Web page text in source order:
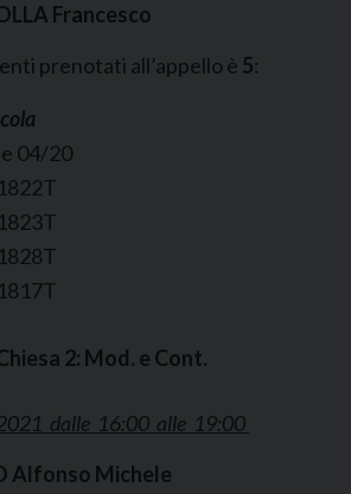
Francesco
prenotati all’appello è 5:
04/20
2: Mod. e Cont.
dalle 16:00 alle 19:00
Alfonso Michele